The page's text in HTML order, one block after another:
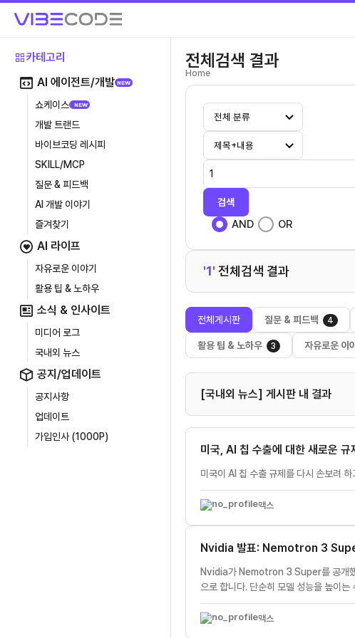
카테고리
AI 에이전트/개발 NEW
쇼케이스 NEW
개발 트랜드
바이브코딩 레시피
SKILL/MCP
질문 & 피드백
AI 개발 이야기
즐겨찾기
AI 라이프
자유로운 이야기
활용 팁 & 노하우
소식 & 인사이트
미디어 로그
국내외 뉴스
공지/업데이트
공지사항
업데이트
가입인사 (1000P)
전체검색 결과
Home
검색
AND OR
'1' 전체검색 결과
전체게시판 질문 & 피드백 4
활용 팁 & 노하우 3 자유로운 이
[국내외 뉴스] 게시판 내 결과
미국, AI 칩 수출에 대한 새로운
미국이 AI 칩 수출 규제를 다시 손보려
맥스
Nvidia 발표: Nemotron 3 Super
Nvidia가 Nemotron 3 Super를 공개했
으로 합니다. 단순히 모델 성능을 높이
맥스